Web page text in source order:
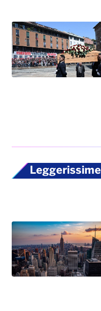
Leggerissime